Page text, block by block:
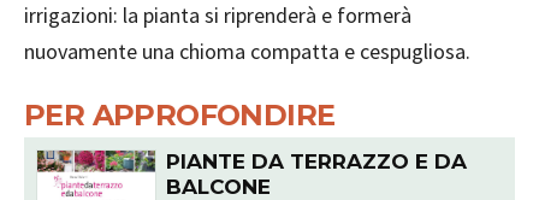
irrigazioni: la pianta si riprenderà e formerà
nuovamente una chioma compatta e cespugliosa.
PER APPROFONDIRE
PIANTE DA TERRAZZO E DA
BALCONE